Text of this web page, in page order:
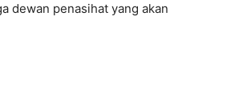
dewan penasihat yang akan